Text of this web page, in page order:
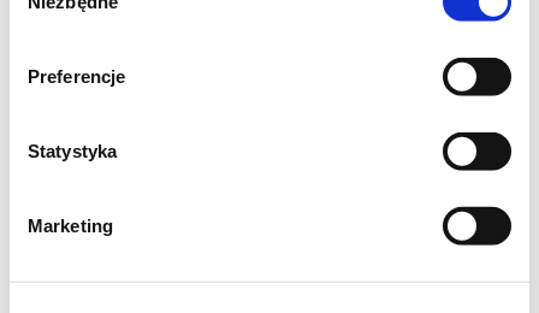
zgody
Preferencje
Statystyka
Marketing
przykryj folią i pozostaw do wyrośnięcia
Rozgrzej piekarnik do 230°C z parą.
Wyrośnięty chleb przełóż na blachę
oprószoną otrębami lub semoliną i
Piecz przez 15 minut, a następnie